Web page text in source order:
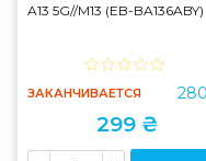
A13 5G//M13 (EB-BA136ABY)
ЗАКАНЧИВАЕТСЯ
299 ₴